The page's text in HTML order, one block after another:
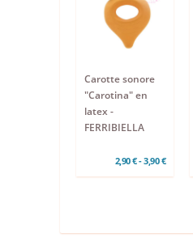
Carotte sonore
"Carotina" en
latex -
FERRIBIELLA
2,90 € - 3,90 €